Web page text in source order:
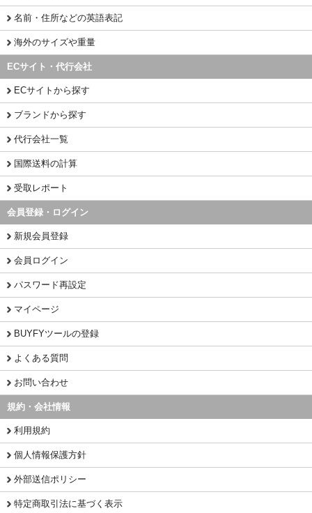
名前・住所などの英語表記
海外のサイズや重量
ECサイト・代行会社
ECサイトから探す
ブランドから探す
代行会社一覧
国際送料の計算
受取レポート
会員登録・ログイン
新規会員登録
会員ログイン
パスワード再設定
マイページ
BUYFYツールの登録
よくある質問
お問い合わせ
規約・会社情報
利用規約
個人情報保護方針
外部送信ポリシー
特定商取引法に基づく表示